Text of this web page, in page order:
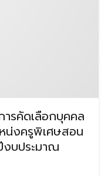
ารคัดเลือกบุคคล
น่งครูพิเศษสอน
งบประมาณ